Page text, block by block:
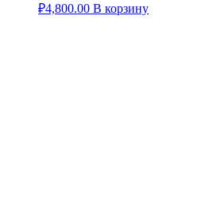
₽4,800.00 В корзину